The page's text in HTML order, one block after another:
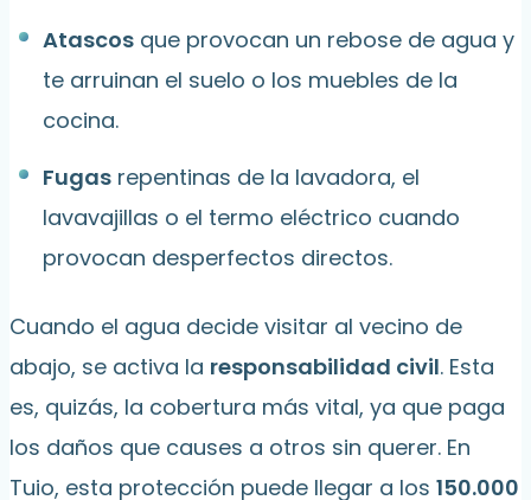
Atascos que provocan un rebose de agua y
te arruinan el suelo o los muebles de la
cocina.
Fugas repentinas de la lavadora, el
lavavajillas o el termo eléctrico cuando
provocan desperfectos directos.
Cuando el agua decide visitar al vecino de
abajo, se activa la responsabilidad civil. Esta
es, quizás, la cobertura más vital, ya que paga
los daños que causes a otros sin querer. En
Tuio, esta protección puede llegar a los 150.000